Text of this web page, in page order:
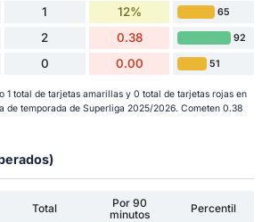
1 12% 65
2 0.38 92
0 0.00 51
1 total de tarjetas amarillas y 0 total de tarjetas rojas en
de temporada de Superliga 2025/2026. Cometen 0.38
Total
Por 90
minutos
Percentil